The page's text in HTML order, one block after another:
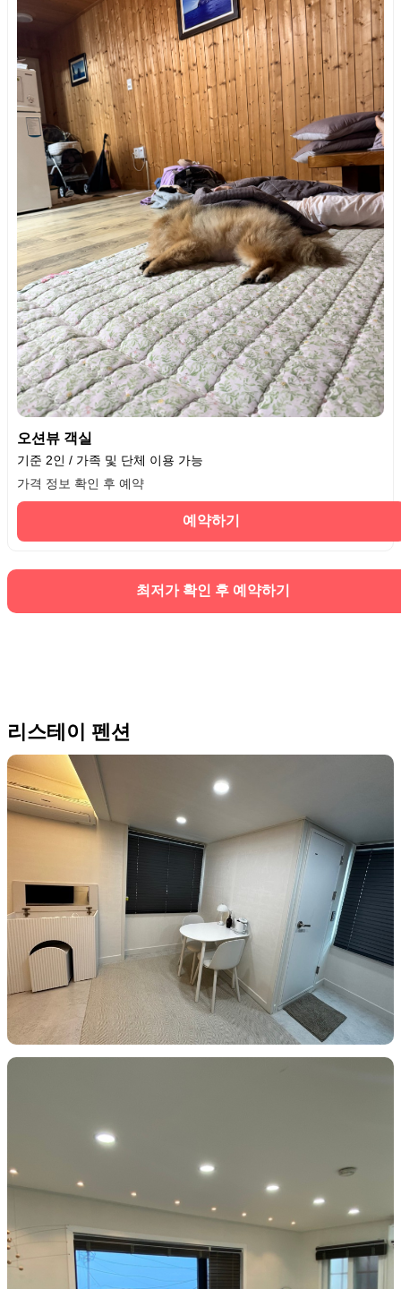
오션뷰 객실
기준 2인 / 가족 및 단체 이용 가능
가격 정보 확인 후 예약
예약하기
최저가 확인 후 예약하기
리스테이 펜션